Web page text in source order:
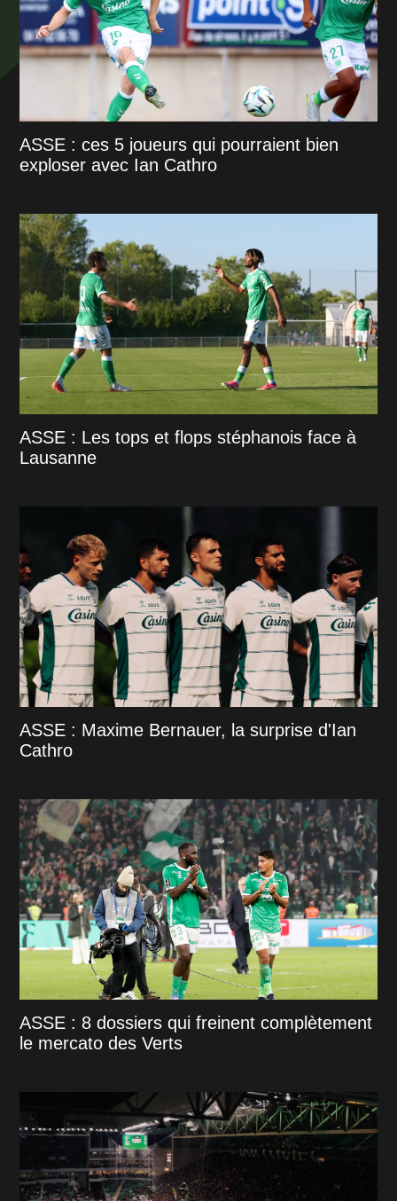
ASSE : ces 5 joueurs qui pourraient bien
exploser avec Ian Cathro
ASSE : Les tops et flops stéphanois face à
Lausanne
ASSE : Maxime Bernauer, la surprise d'Ian
Cathro
ASSE : 8 dossiers qui freinent complètement
le mercato des Verts